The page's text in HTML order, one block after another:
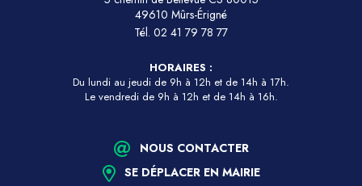
49610 Mûrs-Érigné
Tél. 02 41 79 78 77
HORAIRES :
Du lundi au jeudi de 9h à 12h et de 14h à 17h.
Le vendredi de 9h à 12h et de 14h à 16h.
NOUS CONTACTER
SE DÉPLACER EN MAIRIE